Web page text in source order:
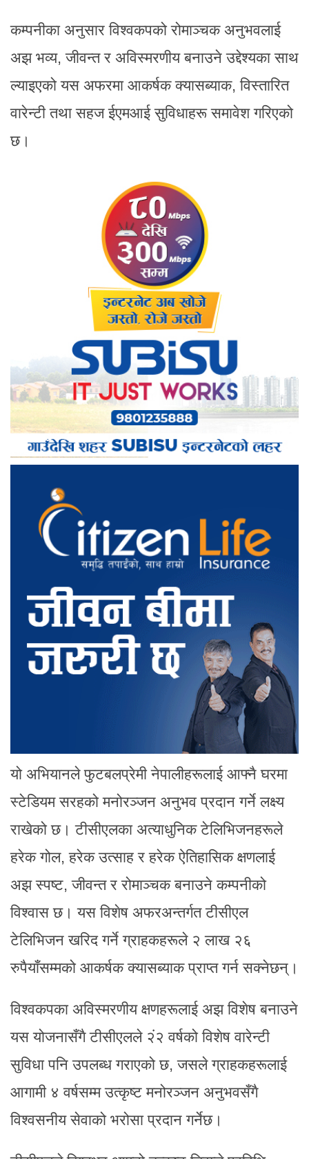
कम्पनीका अनुसार विश्वकपको रोमाञ्चक अनुभवलाई
अझ भव्य, जीवन्त र अविस्मरणीय बनाउने उद्देश्यका साथ
ल्याइएको यस अफरमा आकर्षक क्यासब्याक, विस्तारित
वारेन्टी तथा सहज ईएमआई सुविधाहरू समावेश गरिएको
छ।
यो अभियानले फुटबलप्रेमी नेपालीहरूलाई आफ्नै घरमा
स्टेडियम सरहको मनोरञ्जन अनुभव प्रदान गर्ने लक्ष्य
राखेको छ। टीसीएलका अत्याधुनिक टेलिभिजनहरूले
हरेक गोल, हरेक उत्साह र हरेक ऐतिहासिक क्षणलाई
अझ स्पष्ट, जीवन्त र रोमाञ्चक बनाउने कम्पनीको
विश्वास छ। यस विशेष अफरअन्तर्गत टीसीएल
टेलिभिजन खरिद गर्ने ग्राहकहरूले २ लाख २६
रुपैयाँसम्मको आकर्षक क्यासब्याक प्राप्त गर्न सक्नेछन्।
विश्वकपका अविस्मरणीय क्षणहरूलाई अझ विशेष बनाउने
यस योजनासँगै टीसीएलले २ं२ वर्षको विशेष वारेन्टी
सुविधा पनि उपलब्ध गराएको छ, जसले ग्राहकहरूलाई
आगामी ४ वर्षसम्म उत्कृष्ट मनोरञ्जन अनुभवसँगै
विश्वसनीय सेवाको भरोसा प्रदान गर्नेछ।